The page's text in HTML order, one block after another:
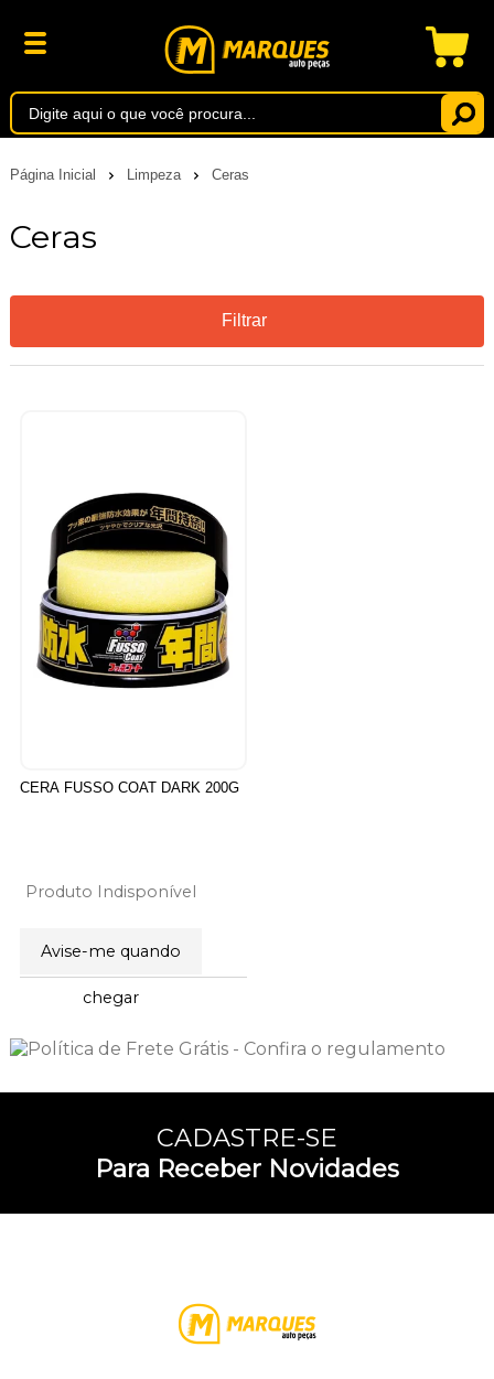
Página Inicial Limpeza Ceras
Ceras
Filtrar
CERA FUSSO COAT DARK 200G
Produto Indisponível
Avise-me quando
chegar
CADASTRE-SE
Para Receber Novidades